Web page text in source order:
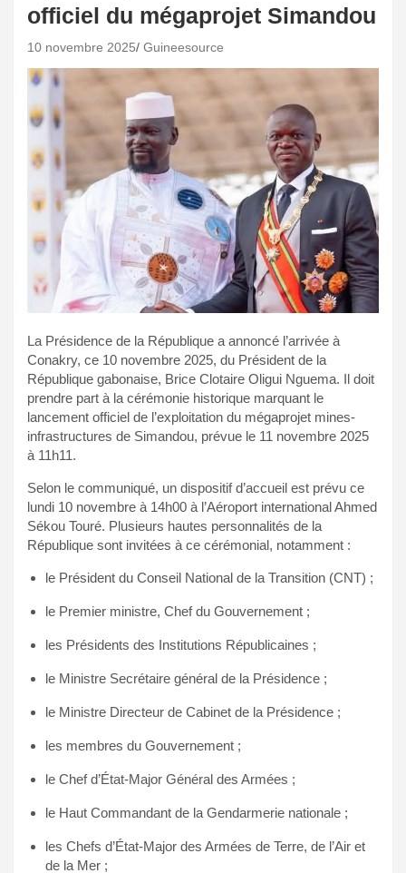
officiel du mégaprojet Simandou
10 novembre 2025 Guineesource
La Présidence de la République a annoncé l’arrivée à
Conakry, ce 10 novembre 2025, du Président de la
République gabonaise, Brice Clotaire Oligui Nguema. Il doit
prendre part à la cérémonie historique marquant le
lancement officiel de l’exploitation du mégaprojet mines-
infrastructures de Simandou, prévue le 11 novembre 2025
à 11h11.
Selon le communiqué, un dispositif d’accueil est prévu ce
lundi 10 novembre à 14h00 à l’Aéroport international Ahmed
Sékou Touré. Plusieurs hautes personnalités de la
République sont invitées à ce cérémonial, notamment :
le Président du Conseil National de la Transition (CNT) ;
le Premier ministre, Chef du Gouvernement ;
les Présidents des Institutions Républicaines ;
le Ministre Secrétaire général de la Présidence ;
le Ministre Directeur de Cabinet de la Présidence ;
les membres du Gouvernement ;
le Chef d’État-Major Général des Armées ;
le Haut Commandant de la Gendarmerie nationale ;
les Chefs d’État-Major des Armées de Terre, de l’Air et
de la Mer ;